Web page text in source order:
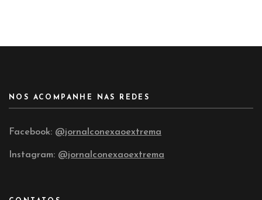
NOS ACOMPANHE NAS REDES
Facebook: @jornalconexaoextrema
Instagram: @jornalconexaoextrema